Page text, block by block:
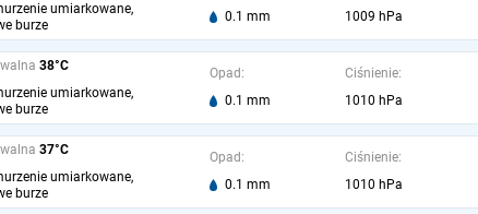
umiarkowane,
burze
0.1 mm
1009 hPa
38°C
umiarkowane,
burze
Opad:
0.1 mm
Ciśnienie:
1010 hPa
37°C
umiarkowane,
burze
Opad:
0.1 mm
Ciśnienie:
1010 hPa